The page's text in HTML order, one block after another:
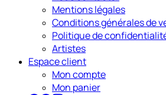
Mentions légales
Conditions générales de
Politique de
Artistes
Espace client
Mon compte
Mon panier